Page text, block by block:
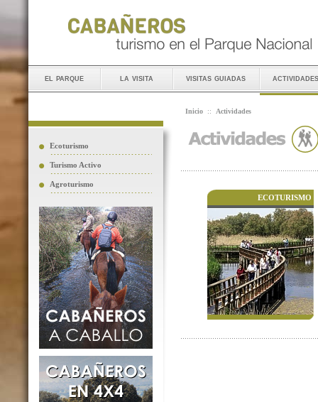
el parque la visita visitas guiadas actividades
Ecoturismo
Turismo Activo
Agroturismo
Inicio :: Actividades
ECOTURISMO